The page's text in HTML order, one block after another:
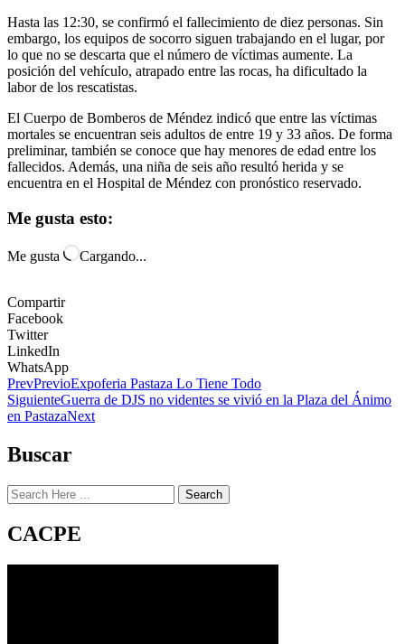
Hasta las 12:30, se confirmó el fallecimiento de diez personas. Sin
embargo, los equipos de socorro siguen trabajando en el lugar, por
lo que no se descarta que el número de víctimas aumente. La
posición del vehículo, atrapado entre las rocas, ha dificultado la
labor de los rescatistas.
El Cuerpo de Bomberos de Méndez indicó que entre las víctimas
mortales se encuentran seis adultos de entre 19 y 33 años. De forma
preliminar, también se conoce que hay menores de edad entre los
fallecidos. Además, una niña de seis año resultó herida y se
encuentra en el Hospital de Méndez con pronóstico reservado.
Me gusta esto:
Me gusta Cargando...
Compartir
Facebook
Twitter
LinkedIn
WhatsApp
PrevPrevioExpoferia Pastaza Lo Tiene Todo
SiguienteGuerra de DJS no videntes se vivió en la Plaza del Ánimo
en PastazaNext
Buscar
Search
CACPE